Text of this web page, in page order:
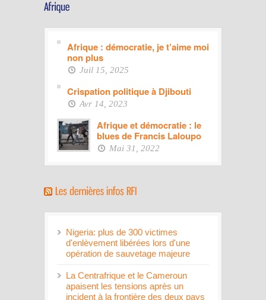
Afrique : démocratie, je t’aime moi
non plus
Juil 15, 2025
Crispation politique à Djibouti
Avr 14, 2023
Afrique et démocratie : le
blues de Francis Laloupo
Mai 31, 2022
Nigeria: plus de 300 victimes
d'enlèvement libérées lors d'une
opération de sauvetage majeure
La Centrafrique et le Cameroun
apaisent les tensions après un
incident à la frontière des deux pays